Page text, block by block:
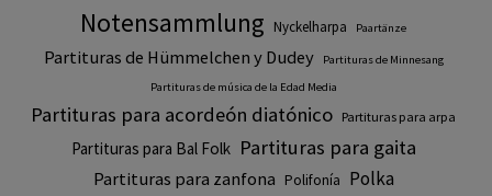
Notensammlung Nyckelharpa Paartänze
Partituras de Hümmelchen y Dudey
Partituras de Minnesang
Partituras de música de la Edad Media
Partituras para acordeón diatónico Partituras para arpa
Partituras para Bal Folk Partituras para gaita
Partituras para zanfona Polifonía Polka